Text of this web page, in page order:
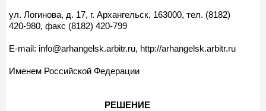
ул. Логинова, д. 17, г. Архангельск, 163000, тел. (8182)
420-980, факс (8182) 420-799
E-mail: info@arhangelsk.arbitr.ru, http://arhangelsk.arbitr.ru
Именем Российской Федерации
РЕШЕНИЕ